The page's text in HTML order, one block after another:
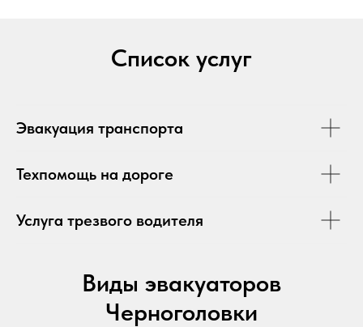
Список услуг
Эвакуация транспорта
Техпомощь на дороге
Услуга трезвого водителя
Виды эвакуаторов
Черноголовки